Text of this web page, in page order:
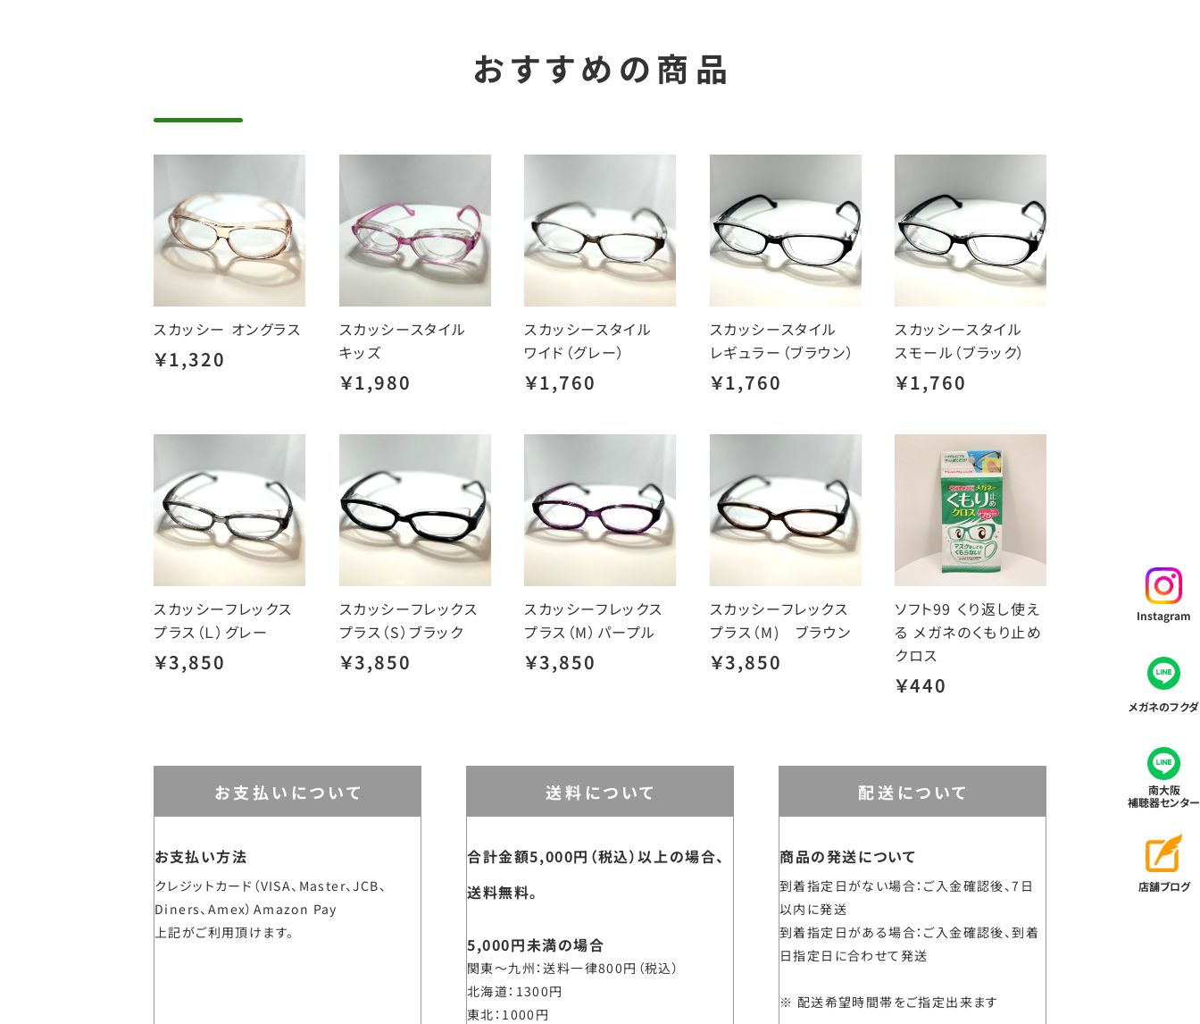
Instagram
メガネのフクダ
南大阪
補聴器センター
店舗ブログ
おすすめの商品
スカッシー オングラス
￥1,320
スカッシースタイル
キッズ
￥1,980
スカッシースタイル
ワイド（グレー）
￥1,760
スカッシースタイル
レギュラー（ブラウン）
￥1,760
スカッシースタイル
スモール（ブラック）
￥1,760
スカッシーフレックス
プラス（Ｌ）グレー
￥3,850
スカッシーフレックス
プラス（S）ブラック
￥3,850
スカッシーフレックス
プラス（M）パープル
￥3,850
スカッシーフレックス
プラス（M) ブラウン
￥3,850
ソフト99 くり返し使え
る メガネのくもり止め
クロス
￥440
お支払いについて
お支払い方法
クレジットカード（VISA、Master、JCB、
Diners、Amex）Amazon Pay
上記がご利用頂けます。
送料について
合計金額5,000円（税込）以上の場合、
送料無料。
5,000円未満の場合
関東～九州 送料一律800円（税込）
北海道 1300円
東北 1000円
配送について
商品の発送について
到着指定日がない場合：ご入金確認後、7日
以内に発送
到着指定日がある場合：ご入金確認後、到着
日指定日に合わせて発送
配送希望時間帯をご指定出来ます